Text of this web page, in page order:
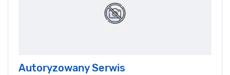
Autoryzowany Serwis